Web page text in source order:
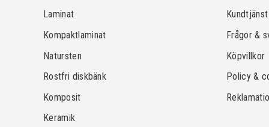
Laminat
Kompaktlaminat
Natursten
Rostfri diskbänk
Komposit
Keramik
Kundtjänst
Frågor &
Köpvillkor
Policy &